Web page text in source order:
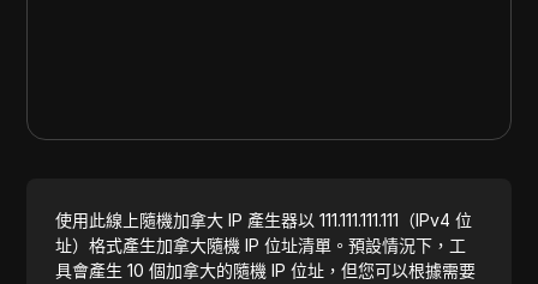
使用此線上隨機加拿大 IP 產生器以 111.111.111.111（IPv4 位
址）格式產生加拿大隨機 IP 位址清單。預設情況下，工
具會產生 10 個加拿大的隨機 IP 位址，但您可以根據需要